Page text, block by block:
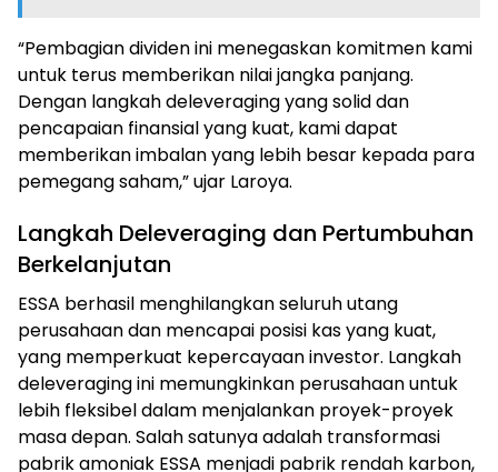
“Pembagian dividen ini menegaskan komitmen kami
untuk terus memberikan nilai jangka panjang.
Dengan langkah deleveraging yang solid dan
pencapaian finansial yang kuat, kami dapat
memberikan imbalan yang lebih besar kepada para
pemegang saham,” ujar Laroya.
Langkah Deleveraging dan Pertumbuhan
Berkelanjutan
ESSA berhasil menghilangkan seluruh utang
perusahaan dan mencapai posisi kas yang kuat,
yang memperkuat kepercayaan investor. Langkah
deleveraging ini memungkinkan perusahaan untuk
lebih fleksibel dalam menjalankan proyek-proyek
masa depan. Salah satunya adalah transformasi
pabrik amoniak ESSA menjadi pabrik rendah karbon,